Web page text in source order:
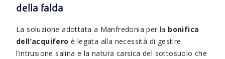
della falda
La soluzione adottata a Manfredonia per la bonifica
dell’acquifero è legata alla necessità di gestire
l’intrusione salina e la natura carsica del sottosuolo che